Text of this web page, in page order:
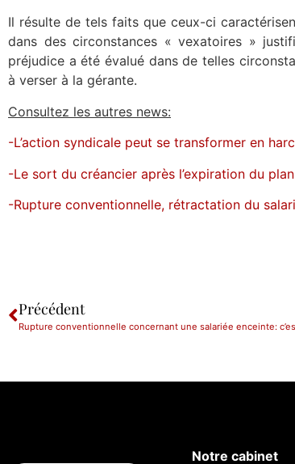
Il résulte de tels faits que ceux-ci
dans des circonstances « vexatoires »
préjudice a été évalué dans de telles
à verser à la gérante.
Consultez les autres news:
-L’action syndicale peut se transformer en
-Le sort du créancier après l’expiration du
-Rupture conventionnelle, rétractation du
Précédent
Rupture conventionnelle concernant une salariée enceinte:
Notre cabinet